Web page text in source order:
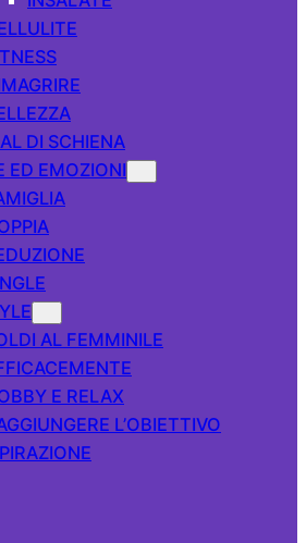
DI SCHIENA
ED EMOZIONI
AL FEMMINILE
E RELAX
L’OBIETTIVO